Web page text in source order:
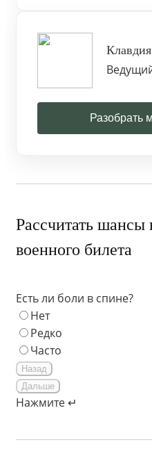
Разобрать
Рассчитать шансы
военного билета
Есть ли боли в спине?
Нет
Редко
Часто
Назад
Дальше
Нажмите ↵